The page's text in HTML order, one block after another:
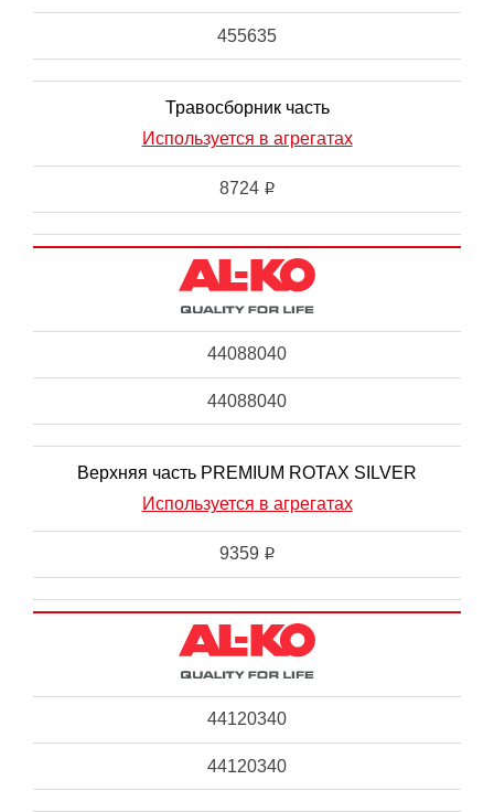
455635
Травосборник часть
Используется в агрегатах
8724 i
44088040
44088040
Верхняя часть PREMIUM ROTAX SILVER
Используется в агрегатах
9359 i
44120340
44120340